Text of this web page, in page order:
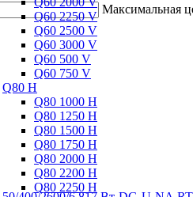
Q60 2250 V
Q60 2500 V
Q60 3000 V
Q60 500 V
Q60 750 V
Q80 H
Q80 1000 H
Q80 1250 H
Q80 1500 H
Q80 1750 H
Q80 2000 H
Q80 2200 H
Q80 2250 H
Максимальная